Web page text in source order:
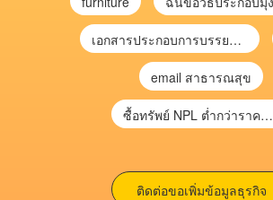
เอกสารประกอบการบรรยาย การประเมินความเสี่ยงเพื่อวางแผนการตรวจสอบ \
email สาธารณสุข
ซื้อทรัพย์ NPL ต่ำกว่าราคาตลาด 30-70% แบบไม่ต้องไปประมูล”
ติดต่อขอเพิ่มข้อมูลธุรกิจ